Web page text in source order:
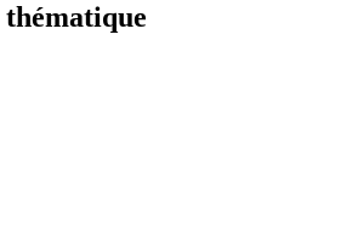
thématique